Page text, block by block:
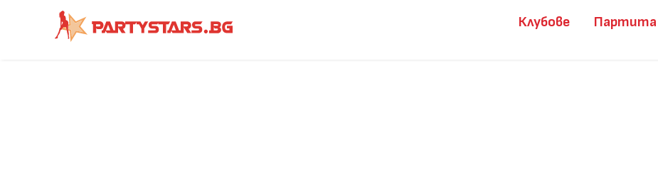
Клубове Партита